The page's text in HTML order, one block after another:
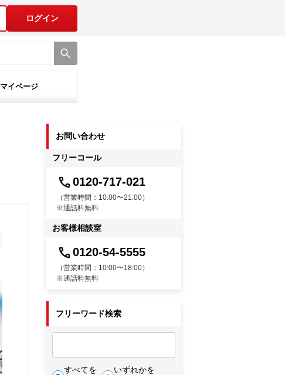
ログイン
マイページ
お問い合わせ
フリーコール
0120-717-021
（営業時間：10:00〜21:00）
※通話料無料
お客様相談室
0120-54-5555
（営業時間：10:00〜18:00）
※通話料無料
フリーワード検索
すべてを
いずれかを